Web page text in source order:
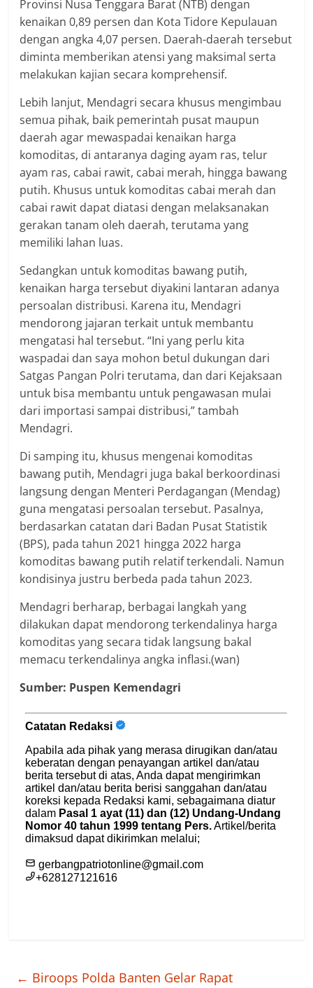
Provinsi Nusa Tenggara Barat (NTB) dengan
kenaikan 0,89 persen dan Kota Tidore Kepulauan
dengan angka 4,07 persen. Daerah-daerah tersebut
diminta memberikan atensi yang maksimal serta
melakukan kajian secara komprehensif.
Lebih lanjut, Mendagri secara khusus mengimbau
semua pihak, baik pemerintah pusat maupun
daerah agar mewaspadai kenaikan harga
komoditas, di antaranya daging ayam ras, telur
ayam ras, cabai rawit, cabai merah, hingga bawang
putih. Khusus untuk komoditas cabai merah dan
cabai rawit dapat diatasi dengan melaksanakan
gerakan tanam oleh daerah, terutama yang
memiliki lahan luas.
Sedangkan untuk komoditas bawang putih,
kenaikan harga tersebut diyakini lantaran adanya
persoalan distribusi. Karena itu, Mendagri
mendorong jajaran terkait untuk membantu
mengatasi hal tersebut. “Ini yang perlu kita
waspadai dan saya mohon betul dukungan dari
Satgas Pangan Polri terutama, dan dari Kejaksaan
untuk bisa membantu untuk pengawasan mulai
dari importasi sampai distribusi,” tambah
Mendagri.
Di samping itu, khusus mengenai komoditas
bawang putih, Mendagri juga bakal berkoordinasi
langsung dengan Menteri Perdagangan (Mendag)
guna mengatasi persoalan tersebut. Pasalnya,
berdasarkan catatan dari Badan Pusat Statistik
(BPS), pada tahun 2021 hingga 2022 harga
komoditas bawang putih relatif terkendali. Namun
kondisinya justru berbeda pada tahun 2023.
Mendagri berharap, berbagai langkah yang
dilakukan dapat mendorong terkendalinya harga
komoditas yang secara tidak langsung bakal
memacu terkendalinya angka inflasi.(wan)
Sumber: Puspen Kemendagri
← Biroops Polda Banten Gelar Rapat